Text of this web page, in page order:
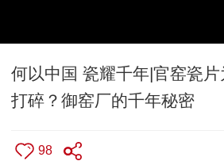
何以中国 瓷耀千年|官窑瓷
打碎？御窑厂的千年秘密
98